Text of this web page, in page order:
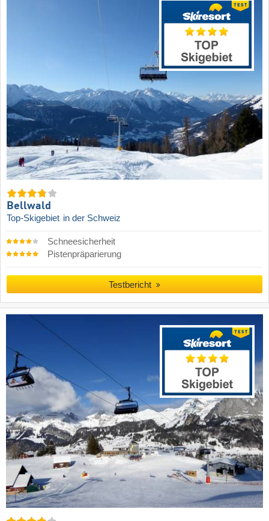
Bellwald
Top-Skigebiet in der Schweiz
Schneesicherheit
Pistenpräparierung
Testbericht